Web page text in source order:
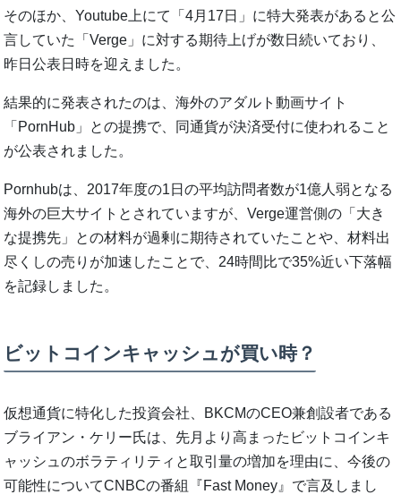
そのほか、Youtube上にて「4月17日」に特大発表があると公
言していた「Verge」に対する期待上げが数日続いており、
昨日公表日時を迎えました。
結果的に発表されたのは、海外のアダルト動画サイト
「PornHub」との提携で、同通貨が決済受付に使われること
が公表されました。
Pornhubは、2017年度の1日の平均訪問者数が1億人弱となる
海外の巨大サイトとされていますが、Verge運営側の「大き
な提携先」との材料が過剰に期待されていたことや、材料出
尽くしの売りが加速したことで、24時間比で35%近い下落幅
を記録しました。
ビットコインキャッシュが買い時？
仮想通貨に特化した投資会社、BKCMのCEO兼創設者である
ブライアン・ケリー氏は、先月より高まったビットコインキ
ャッシュのボラティリティと取引量の増加を理由に、今後の
可能性についてCNBCの番組『Fast Money』で言及しまし